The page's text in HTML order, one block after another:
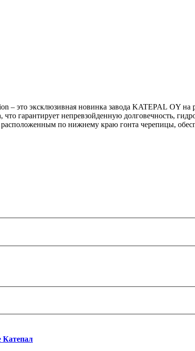
– это эксклюзивная новинка завода KATEPAL OY
гарантирует непревзойденную долговечность,
по нижнему краю гонта черепицы,
Катепал